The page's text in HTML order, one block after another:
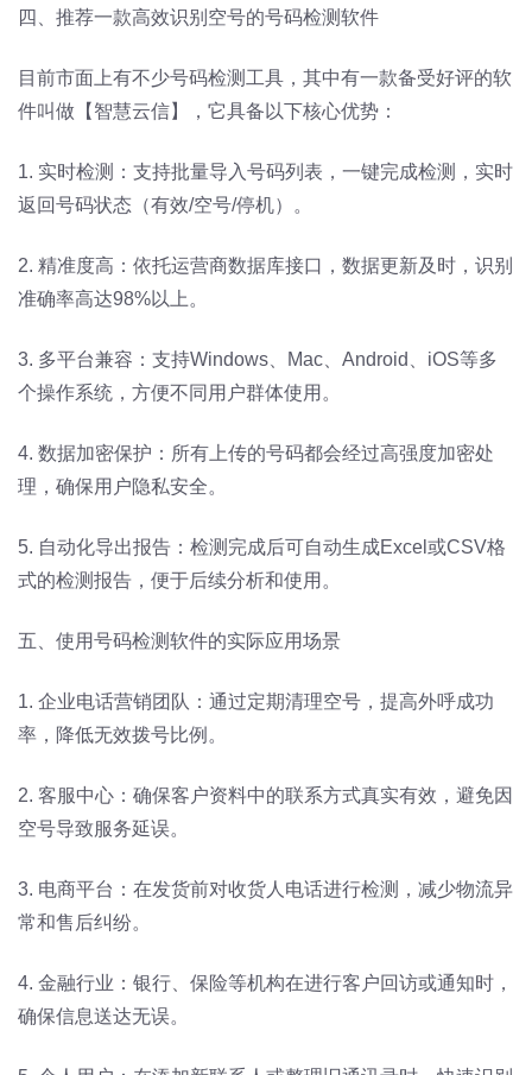
四、推荐一款高效识别空号的号码检测软件
目前市面上有不少号码检测工具，其中有一款备受好评的软
件叫做【智慧云信】，它具备以下核心优势：
1. 实时检测：支持批量导入号码列表，一键完成检测，实时
返回号码状态（有效/空号/停机）。
2. 精准度高：依托运营商数据库接口，数据更新及时，识别
准确率高达98%以上。
3. 多平台兼容：支持Windows、Mac、Android、iOS等多
个操作系统，方便不同用户群体使用。
4. 数据加密保护：所有上传的号码都会经过高强度加密处
理，确保用户隐私安全。
5. 自动化导出报告：检测完成后可自动生成Excel或CSV格
式的检测报告，便于后续分析和使用。
五、使用号码检测软件的实际应用场景
1. 企业电话营销团队：通过定期清理空号，提高外呼成功
率，降低无效拨号比例。
2. 客服中心：确保客户资料中的联系方式真实有效，避免因
空号导致服务延误。
3. 电商平台：在发货前对收货人电话进行检测，减少物流异
常和售后纠纷。
4. 金融行业：银行、保险等机构在进行客户回访或通知时，
确保信息送达无误。